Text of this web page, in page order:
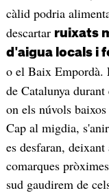
càlid podria
descartar ruixats
d'aigua locals i
o el Baix Empordà.
de Catalunya
on els núvols
Cap al migdia,
es desfaran,
comarques
sud gaudirem de